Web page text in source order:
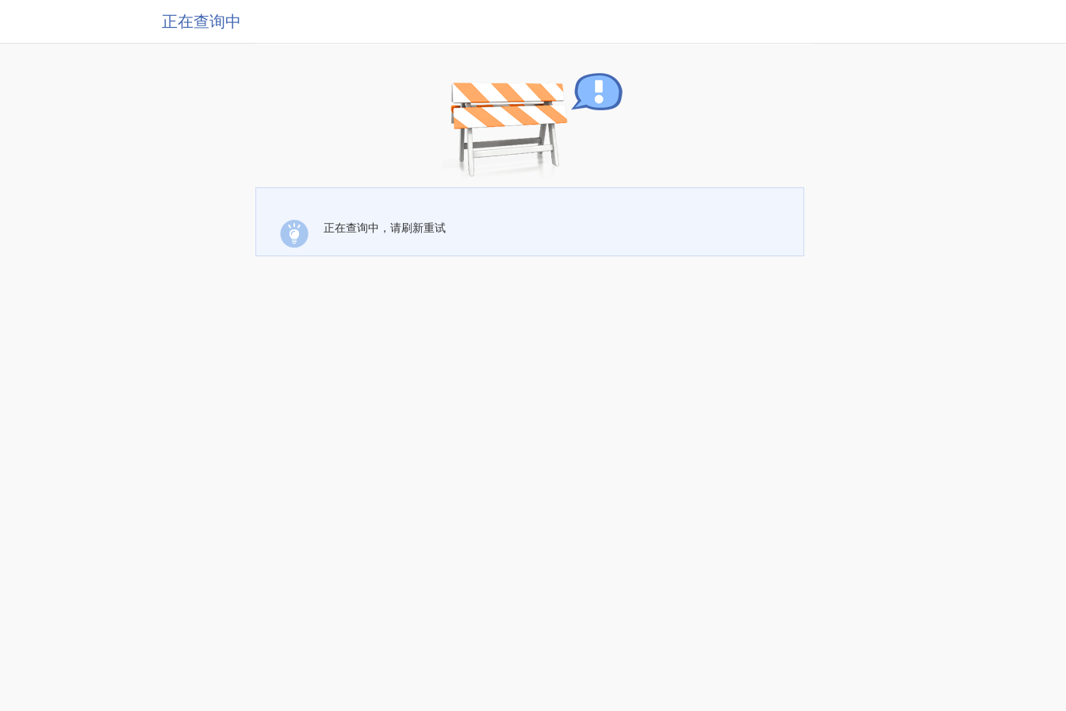
正在查询中
正在查询中，请刷新重试